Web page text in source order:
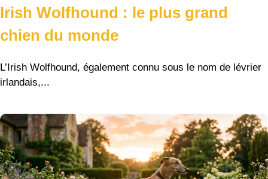
Irish Wolfhound : le plus grand
chien du monde
L’Irish Wolfhound, également connu sous le nom de lévrier
irlandais,...